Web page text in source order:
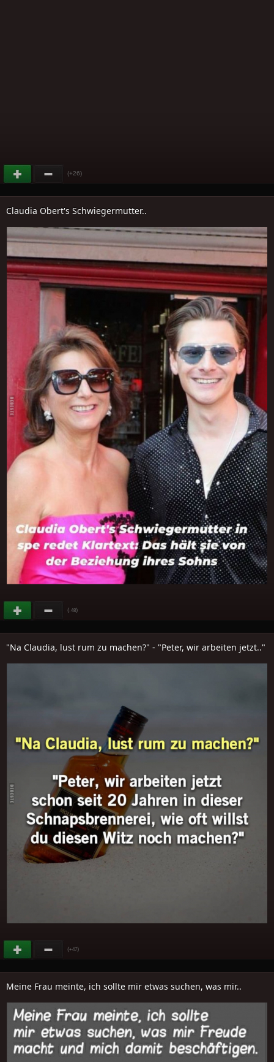
(+26)
Claudia Obert's Schwiegermutter..
(-48)
"Na Claudia, lust rum zu machen?" - "Peter, wir arbeiten jetzt.."
(+47)
Meine Frau meinte, ich sollte mir etwas suchen, was mir..